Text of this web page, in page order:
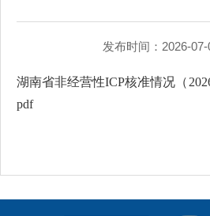
发布时间：2026-07-
湖南省非经营性ICP核准情况（
pdf